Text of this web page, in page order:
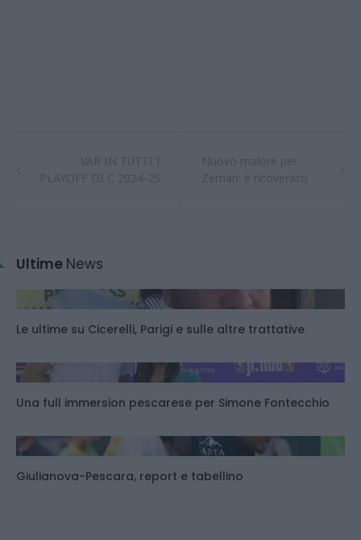
Ultime News
Le ultime su Cicerelli, Parigi e sulle altre trattative
Una full immersion pescarese per Simone Fontecchio
Giulianova-Pescara, report e tabellino